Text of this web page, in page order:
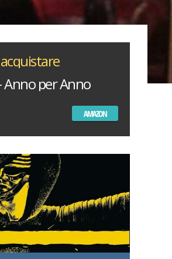
Anno per Anno
AMAZON